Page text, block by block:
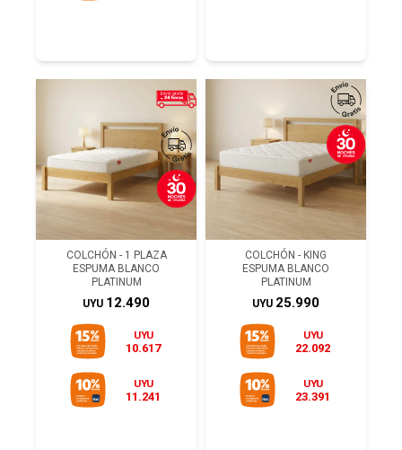
COLCHÓN - 1 PLAZA
ESPUMA BLANCO
PLATINUM
UYU 12.490
UYU
10.617
UYU
11.241
COLCHÓN - KING
ESPUMA BLANCO
PLATINUM
UYU 25.990
UYU
22.092
UYU
23.391